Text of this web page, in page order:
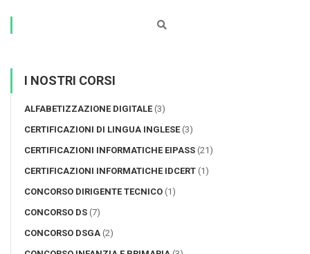
I NOSTRI CORSI
ALFABETIZZAZIONE DIGITALE (3)
CERTIFICAZIONI DI LINGUA INGLESE (3)
CERTIFICAZIONI INFORMATICHE EIPASS (21)
CERTIFICAZIONI INFORMATICHE IDCERT (1)
CONCORSO DIRIGENTE TECNICO (1)
CONCORSO DS (7)
CONCORSO DSGA (2)